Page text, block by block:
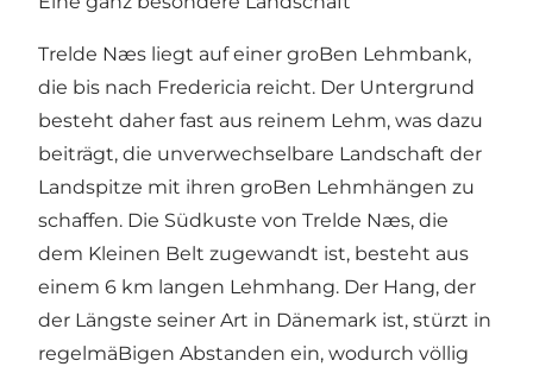
Trelde Næs liegt auf einer groBen Lehmbank,
die bis nach Fredericia reicht. Der Untergrund
besteht daher fast aus reinem Lehm, was dazu
beiträgt, die unverwechselbare Landschaft der
Landspitze mit ihren groBen Lehmhängen zu
schaffen. Die Südkuste von Trelde Næs, die
dem Kleinen Belt zugewandt ist, besteht aus
einem 6 km langen Lehmhang. Der Hang, der
der Längste seiner Art in Dänemark ist, stürzt in
regelmäBigen Abstanden ein, wodurch völlig